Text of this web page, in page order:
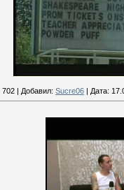
702 | Добавил: Sucre06 | Дата: